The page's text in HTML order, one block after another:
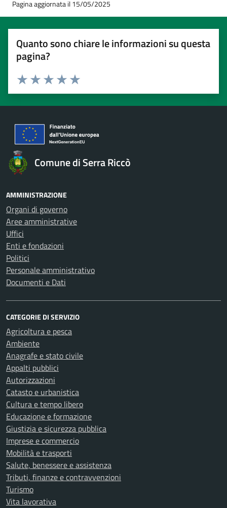
Pagina aggiornata il 15/05/2025
Quanto sono chiare le informazioni su questa
pagina?
Valuta 5 stelle su 5
Valuta 4 stelle su 5
Valuta 3 stelle su 5
Valuta 2 stelle su 5
Valuta 1 stelle su 5
Comune di Serra Riccò
AMMINISTRAZIONE
Organi di governo
Aree amministrative
Uffici
Enti e fondazioni
Politici
Personale amministrativo
Documenti e Dati
CATEGORIE DI SERVIZIO
Agricoltura e pesca
Ambiente
Anagrafe e stato civile
Appalti pubblici
Autorizzazioni
Catasto e urbanistica
Cultura e tempo libero
Educazione e formazione
Giustizia e sicurezza pubblica
Imprese e commercio
Mobilità e trasporti
Salute, benessere e assistenza
Tributi, finanze e contravvenzioni
Turismo
Vita lavorativa